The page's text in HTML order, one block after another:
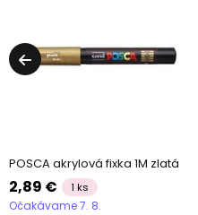
POSCA akrylová fixka 1M zlatá
2,89 € 1 ks
Očakávame 7. 8.